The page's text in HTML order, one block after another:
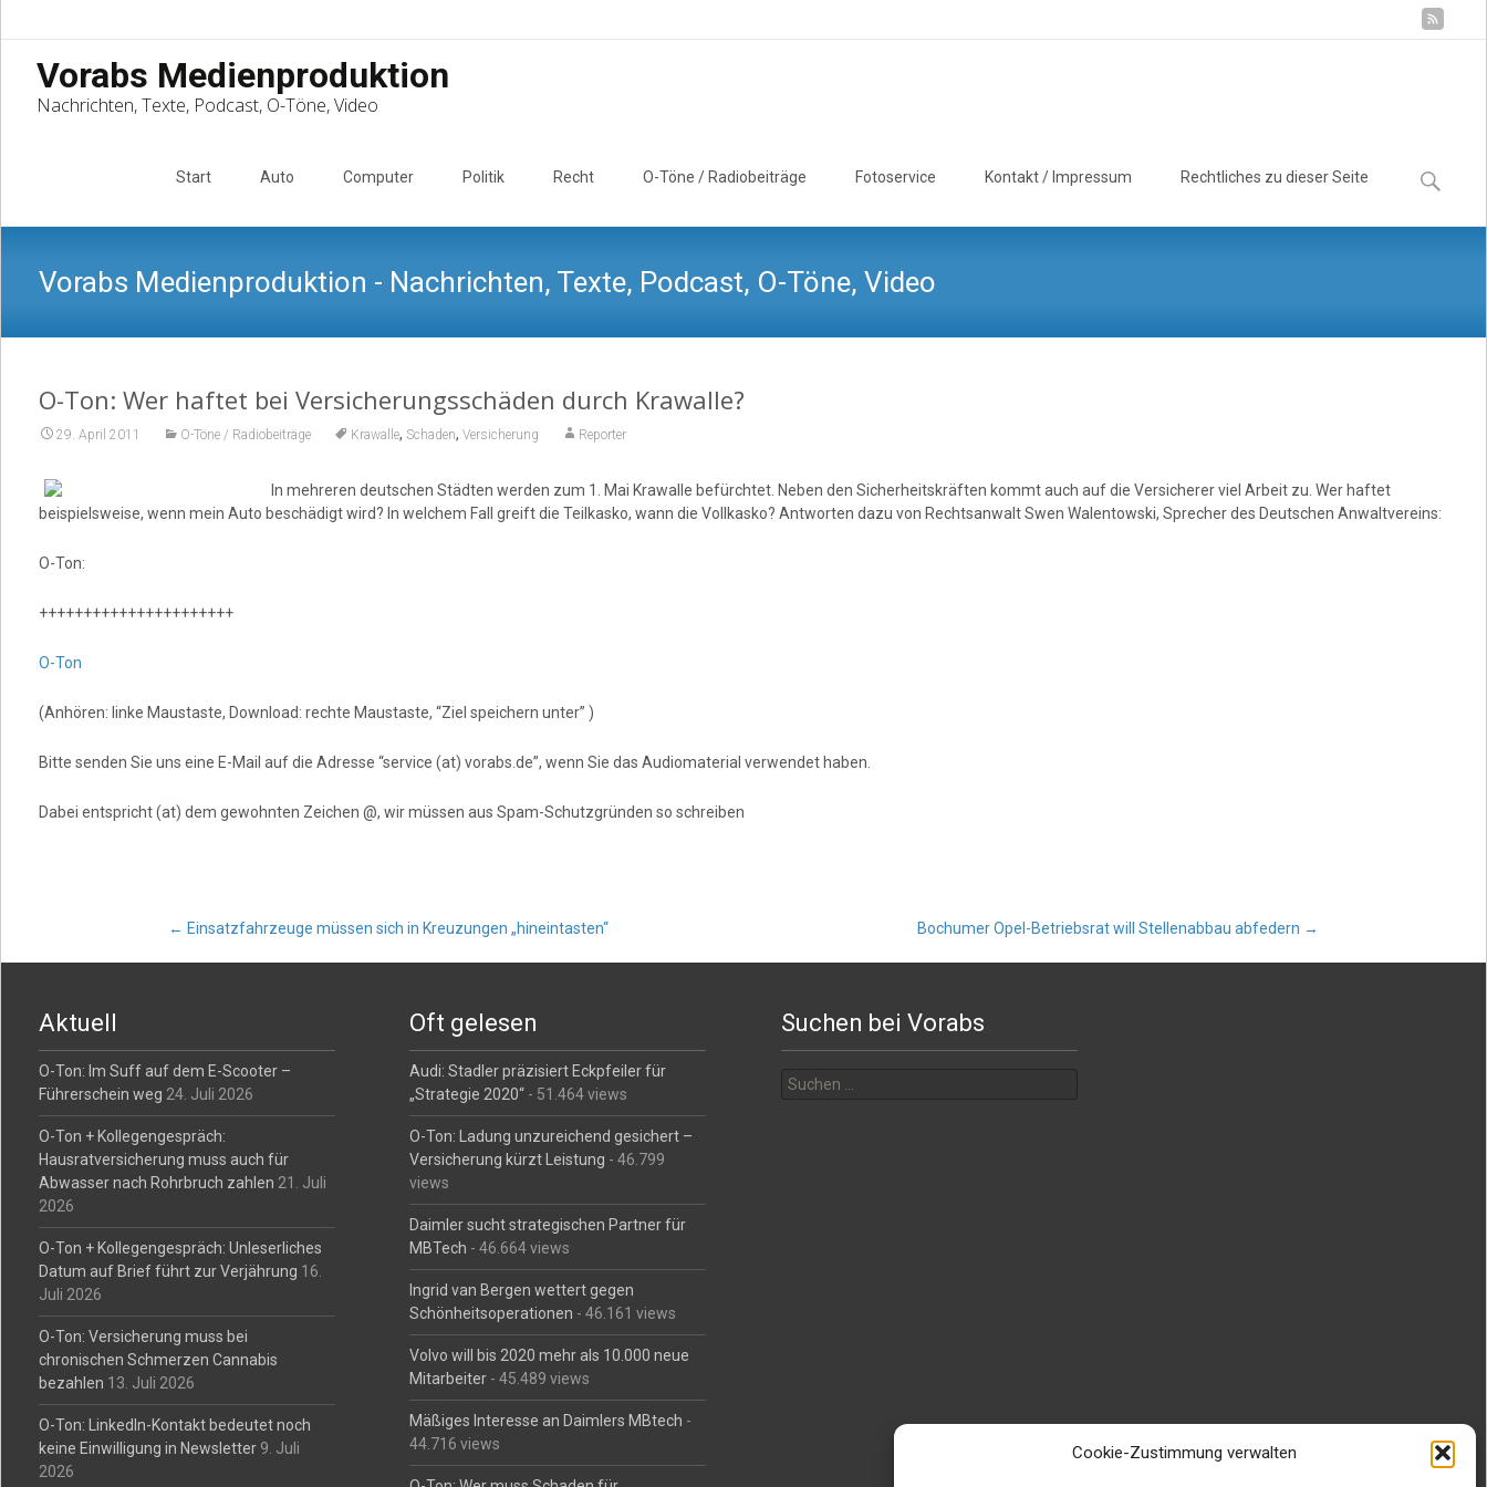
Cookie-Zustimmung verwalten
Vorabs Medienproduktion
Nachrichten, Texte, Podcast, O-Töne, Video
Start Auto Computer Politik Recht O-Töne / Radiobeiträge Fotoservice Kontakt / Impressum Rechtliches zu dieser Seite
Suchen
nach:
Vorabs Medienproduktion - Nachrichten, Texte, Podcast, O-Töne, Video
O-Ton: Wer haftet bei Versicherungsschäden durch Krawalle?
29. April 2011 O-Töne / Radiobeiträge Krawalle, Schaden, Versicherung Reporter
In mehreren deutschen Städten werden zum 1. Mai Krawalle befürchtet. Neben den Sicherheitskräften kommt auch auf die Versicherer viel Arbeit zu. Wer haftet
beispielsweise, wenn mein Auto beschädigt wird? In welchem Fall greift die Teilkasko, wann die Vollkasko? Antworten dazu von Rechtsanwalt Swen Walentowski, Sprecher des Deutschen Anwaltvereins:
O-Ton:
++++++++++++++++++++++
O-Ton
(Anhören: linke Maustaste, Download: rechte Maustaste, “Ziel speichern unter” )
Bitte senden Sie uns eine E-Mail auf die Adresse “service (at) vorabs.de”, wenn Sie das Audiomaterial verwendet haben.
Dabei entspricht (at) dem gewohnten Zeichen @, wir müssen aus Spam-Schutzgründen so schreiben
Post
navigation
← Einsatzfahrzeuge müssen sich in Kreuzungen „hineintasten“ Bochumer Opel-Betriebsrat will Stellenabbau abfedern →
Aktuell
O-Ton: Im Suff auf dem E-Scooter –
Führerschein weg 24. Juli 2026
O-Ton + Kollegengespräch:
Hausratversicherung muss auch für
Abwasser nach Rohrbruch zahlen 21. Juli
2026
O-Ton + Kollegengespräch: Unleserliches
Datum auf Brief führt zur Verjährung 16.
Juli 2026
O-Ton: Versicherung muss bei
chronischen Schmerzen Cannabis
bezahlen 13. Juli 2026
O-Ton: LinkedIn-Kontakt bedeutet noch
keine Einwilligung in Newsletter 9. Juli
2026
Oft gelesen
Audi: Stadler präzisiert Eckpfeiler für
„Strategie 2020“ - 51.464 views
O-Ton: Ladung unzureichend gesichert –
Versicherung kürzt Leistung - 46.799
views
Daimler sucht strategischen Partner für
MBTech - 46.664 views
Ingrid van Bergen wettert gegen
Schönheitsoperationen - 46.161 views
Volvo will bis 2020 mehr als 10.000 neue
Mitarbeiter - 45.489 views
Mäßiges Interesse an Daimlers MBtech -
44.716 views
Suchen bei Vorabs
nach: